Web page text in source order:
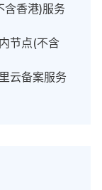
含香港)服务
节点(不含
云备案服务